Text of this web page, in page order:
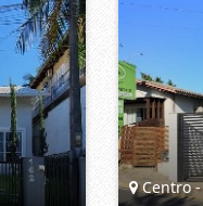
Centro -